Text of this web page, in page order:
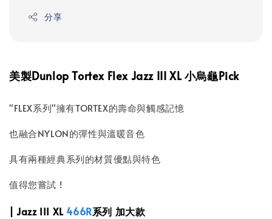
分享
美製Dunlop Tortex Flex Jazz III XL 小烏龜Pick
"FLEX系列"擁有TORTEX的壽命與觸感記憶
也融合NYLON的彈性與溫暖音色
具有兩種經典系列的材質優點與特色
值得您嘗試 !
| Jazz III XL466R系列 加大款